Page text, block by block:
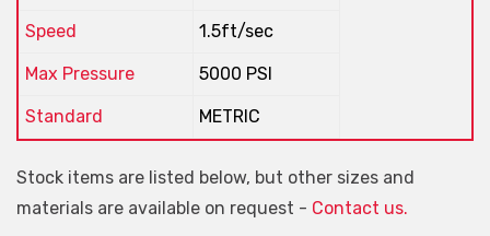
Speed 1.5ft/sec
Max Pressure 5000 PSI
Standard METRIC
Stock items are listed below, but other sizes and
materials are available on request - Contact us.